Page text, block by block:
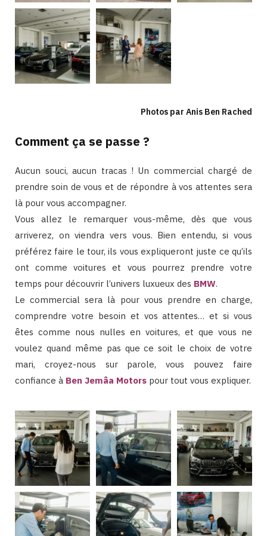
Photos par Anis Ben Rached
Comment ça se passe ?
Aucun souci, aucun tracas ! Un commercial chargé de
prendre soin de vous et de répondre à vos attentes sera
là pour vous accompagner.
Vous allez le remarquer vous-même, dès que vous
arriverez, on viendra vers vous. Bien entendu, si vous
préférez faire le tour, ils vous expliqueront juste ce qu’ils
ont comme voitures et vous pourrez prendre votre
temps pour découvrir l’univers luxueux des BMW.
Le commercial sera là pour vous prendre en charge,
comprendre votre besoin et vos attentes… et si vous
êtes comme nous nulles en voitures, et que vous ne
voulez quand même pas que ce soit le choix de votre
mari, croyez-nous sur parole, vous pouvez faire
confiance à Ben Jemâa Motors pour tout vous expliquer.